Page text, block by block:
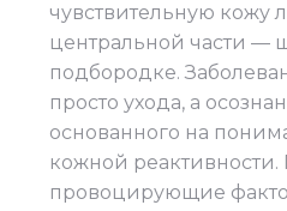
чувствительную кожу
центральной части —
подбородке.
просто ухода, а
основанного на
кожной
провоцирующие